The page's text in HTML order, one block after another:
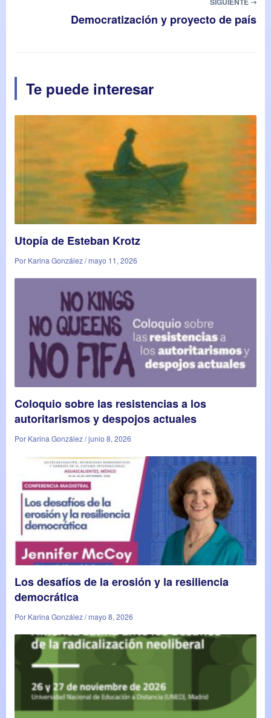
Democratización y proyecto de país
Te puede interesar
Utopía de Esteban Krotz
Por Karina González / mayo 11, 2026
Coloquio sobre las resistencias a los
autoritarismos y despojos actuales
Por Karina González / junio 8, 2026
Los desafíos de la erosión y la resiliencia
democrática
Por Karina González / mayo 8, 2026